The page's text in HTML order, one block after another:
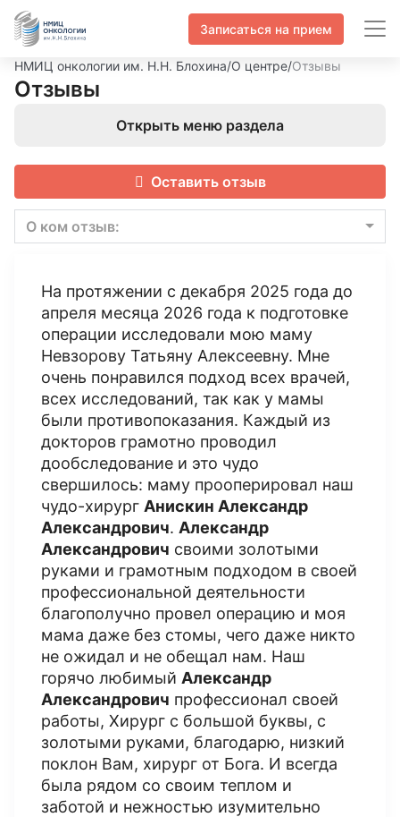
Записаться на прием
НМИЦ онкологии им. Н.Н. Блохина/О центре/Отзывы
Отзывы
Открыть меню раздела
Оставить отзыв
О ком отзыв:
На протяжении с декабря 2025 года до
апреля месяца 2026 года к подготовке
операции исследовали мою маму
Невзорову Татьяну Алексеевну. Мне
очень понравился подход всех врачей,
всех исследований, так как у мамы
были противопоказания. Каждый из
докторов грамотно проводил
дообследование и это чудо
свершилось: маму прооперировал наш
чудо-хирург Анискин Александр
Александрович. Александр
Александрович своими золотыми
руками и грамотным подходом в своей
профессиональной деятельности
благополучно провел операцию и моя
мама даже без стомы, чего даже никто
не ожидал и не обещал нам. Наш
горячо любимый Александр
Александрович профессионал своей
работы, Хирург с большой буквы, с
золотыми руками, благодарю, низкий
поклон Вам, хирург от Бога. И всегда
была рядом со своим теплом и
заботой и нежностью изумительно